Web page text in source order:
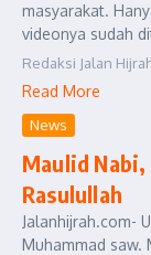
masyarakat.
videonya sudah
Redaksi Jalan
Read More
News
Maulid Nabi,
Rasulullah
Jalanhijrah.com-
Muhammad saw.